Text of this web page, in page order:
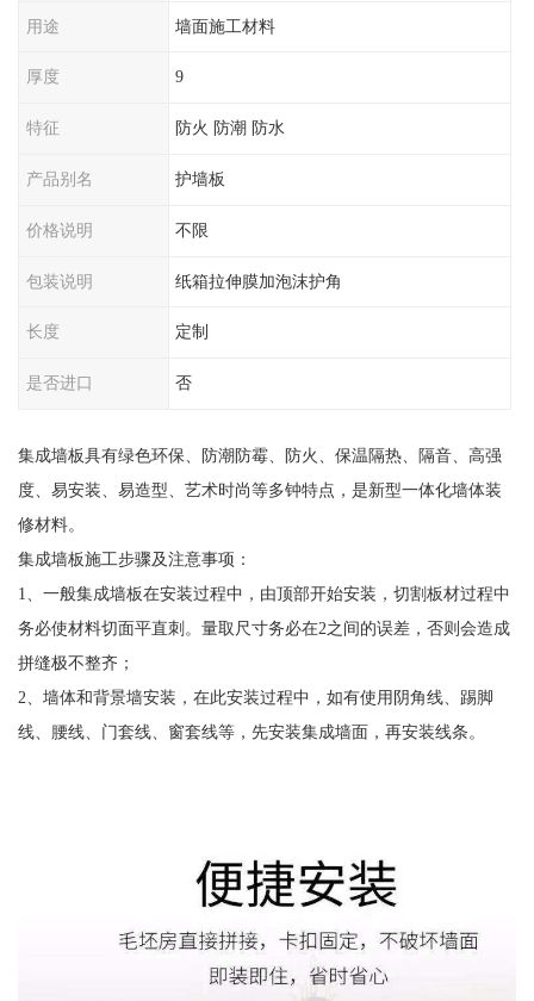
用途 墙面施工材料
厚度 9
特征 防火 防潮 防水
产品别名 护墙板
价格说明 不限
包装说明 纸箱拉伸膜加泡沫护角
长度 定制
是否进口 否
集成墙板具有绿色环保、防潮防霉、防火、保温隔热、隔音、高强
度、易安装、易造型、艺术时尚等多钟特点，是新型一体化墙体装
修材料。
集成墙板施工步骤及注意事项：
1、一般集成墙板在安装过程中，由顶部开始安装，切割板材过程中
务必使材料切面平直刺。量取尺寸务必在2之间的误差，否则会造成
拼缝极不整齐；
2、墙体和背景墙安装，在此安装过程中，如有使用阴角线、踢脚
线、腰线、门套线、窗套线等，先安装集成墙面，再安装线条。